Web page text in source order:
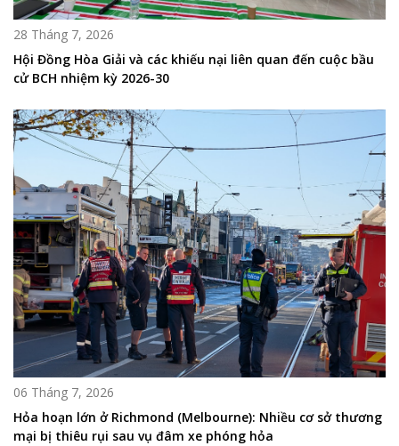
28 Tháng 7, 2026
Hội Đồng Hòa Giải và các khiếu nại liên quan đến cuộc bầu
cử BCH nhiệm kỳ 2026-30
06 Tháng 7, 2026
Hỏa hoạn lớn ở Richmond (Melbourne): Nhiều cơ sở thương
mại bị thiêu rụi sau vụ đâm xe phóng hỏa